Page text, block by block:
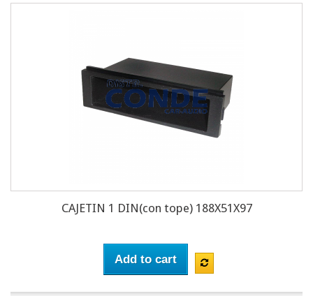
CAJETIN 1 DIN(con tope) 188X51X97
Add to cart